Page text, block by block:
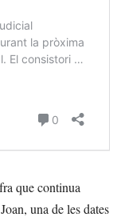
que continua
una de les dates